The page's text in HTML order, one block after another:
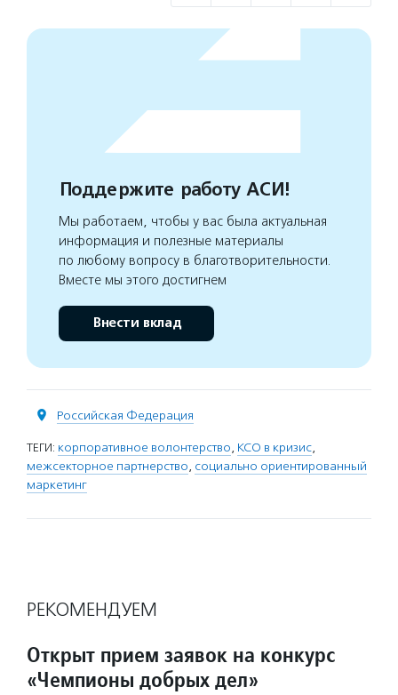
Поддержите работу АСИ!
Мы работаем, чтобы у вас была актуальная
информация и полезные материалы
по любому вопросу в благотворительности.
Вместе мы этого достигнем
Внести вклад
Российская Федерация
ТЕГИ: корпоративное волонтерство, КСО в кризис,
межсекторное партнерство, социально ориентированный
маркетинг
РЕКОМЕНДУЕМ
Открыт прием заявок на конкурс
«Чемпионы добрых дел»